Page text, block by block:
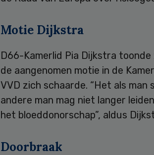
Motie Dijkstra
D66-Kamerlid Pia Dijkstra
de aangenomen motie in de
VVD zich schaarde. “Het als
andere man mag niet langer
het bloeddonorschap”, aldus
Doorbraak